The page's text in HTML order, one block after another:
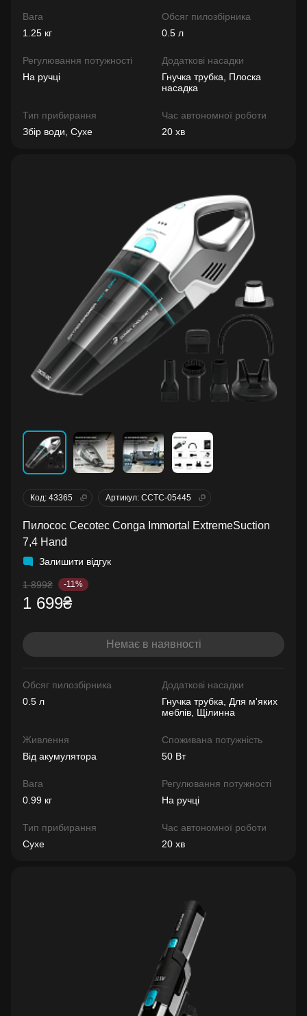
Вага
1.25 кг
Обсяг пилозбірника
0.5 л
Регулювання потужності
На ручці
Додаткові насадки
Гнучка трубка, Плоска
насадка
Тип прибирання
Збір води, Сухе
Час автономної роботи
20 хв
Код: 43365 Артикул: CCTC-05445
Пилосос Cecotec Conga Immortal ExtremeSuction
7,4 Hand
Залишити відгук
1 899₴ -11%
1 699₴
Немає в наявності
Обсяг пилозбірника
0.5 л
Додаткові насадки
Гнучка трубка, Для м'яких
меблів, Щілинна
Живлення
Від акумулятора
Споживана потужність
50 Вт
Вага
0.99 кг
Регулювання потужності
На ручці
Тип прибирання
Сухе
Час автономної роботи
20 хв